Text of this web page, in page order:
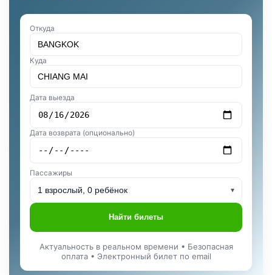
Откуда
Куда
Дата выезда
Дата возврата (опционально)
Пассажиры
1 взрослый, 0 ребёнок ▾
Найти билеты
Актуальность в реальном времени • Безопасная
оплата • Электронный билет по email